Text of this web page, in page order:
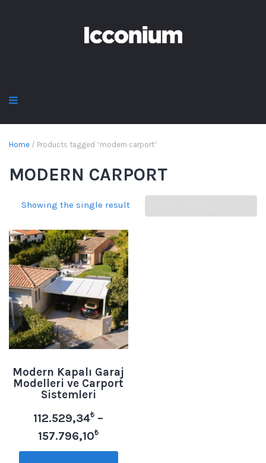
Home / Products tagged “modern carport”
MODERN CARPORT
Showing the single result
Modern Kapalı Garaj
Modelleri ve Carport
Sistemleri
112.529,34₺ –
157.796,10₺